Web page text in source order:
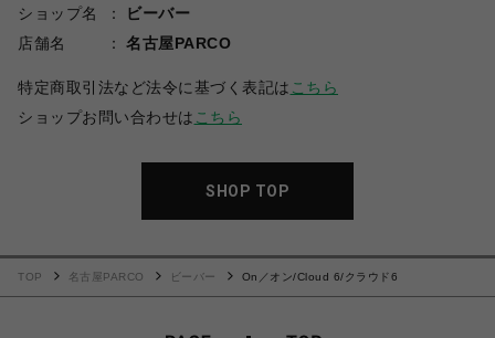
ショップ名
ビーバー
店舗名
名古屋PARCO
特定商取引法など法令に基づく表記は こちら
ショップお問い合わせは こちら
SHOP TOP
TOP 名古屋PARCO ビーバー On／オン/Cloud 6/クラウド6